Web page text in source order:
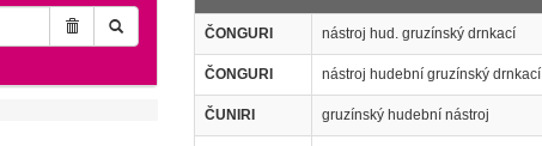
ČONGURI nástroj hud. gruzínský drnkací
ČONGURI nástroj hudební gruzínský drnkací
ČUNIRI gruzínský hudební nástroj